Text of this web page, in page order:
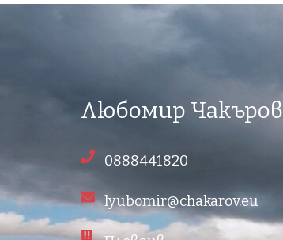
Любомир Чакъров
0888441820
lyubomir@chakarov.eu